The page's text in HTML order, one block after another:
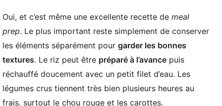
Oui, et c’est même une excellente recette de meal
prep. Le plus important reste simplement de conserver
les éléments séparément pour garder les bonnes
textures. Le riz peut être préparé à l’avance puis
réchauffé doucement avec un petit filet d’eau. Les
légumes crus tiennent très bien plusieurs heures au
frais, surtout le chou rouge et les carottes.